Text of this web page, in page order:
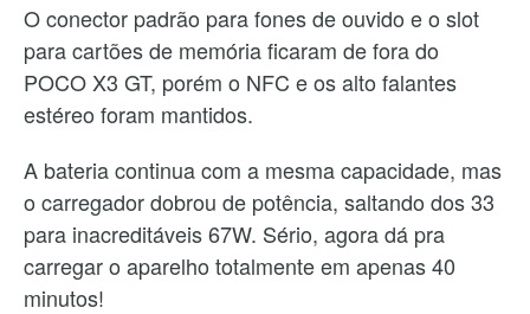
O conector padrão para fones de ouvido e o slot
para cartões de memória ficaram de fora do
POCO X3 GT, porém o NFC e os alto falantes
estéreo foram mantidos.
A bateria continua com a mesma capacidade, mas
o carregador dobrou de potência, saltando dos 33
para inacreditáveis 67W. Sério, agora dá pra
carregar o aparelho totalmente em apenas 40
minutos!